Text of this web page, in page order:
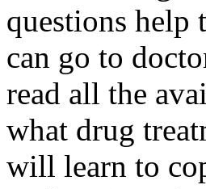
questions help
can go to
read all the
what drug
will learn to